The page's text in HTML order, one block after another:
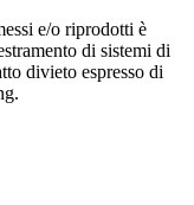
e/o riprodotti è
di sistemi di
divieto espresso di